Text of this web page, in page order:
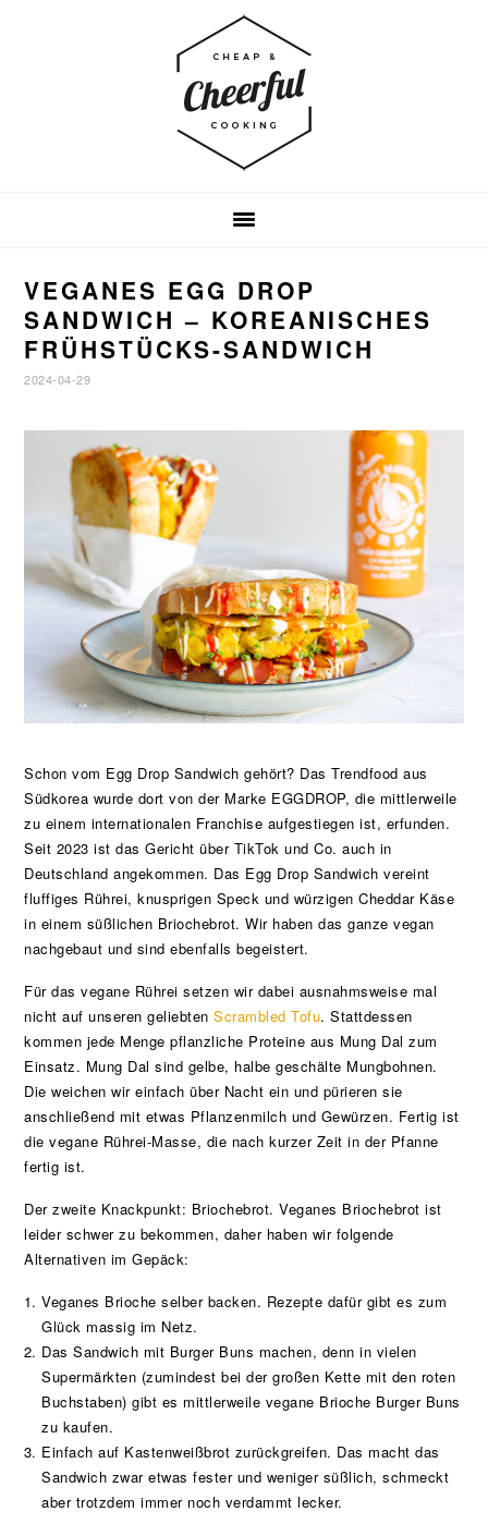
VEGANES EGG DROP
SANDWICH – KOREANISCHES
FRÜHSTÜCKS-SANDWICH
2024-04-29
Schon vom Egg Drop Sandwich gehört? Das Trendfood aus
Südkorea wurde dort von der Marke EGGDROP, die mittlerweile
zu einem internationalen Franchise aufgestiegen ist, erfunden.
Seit 2023 ist das Gericht über TikTok und Co. auch in
Deutschland angekommen. Das Egg Drop Sandwich vereint
fluffiges Rührei, knusprigen Speck und würzigen Cheddar Käse
in einem süßlichen Briochebrot. Wir haben das ganze vegan
nachgebaut und sind ebenfalls begeistert.
Für das vegane Rührei setzen wir dabei ausnahmsweise mal
nicht auf unseren geliebtenScrambled Tofu. Stattdessen
kommen jede Menge pflanzliche Proteine aus Mung Dal zum
Einsatz. Mung Dal sind gelbe, halbe geschälte Mungbohnen.
Die weichen wir einfach über Nacht ein und pürieren sie
anschließend mit etwas Pflanzenmilch und Gewürzen. Fertig ist
die vegane Rührei-Masse, die nach kurzer Zeit in der Pfanne
fertig ist.
Der zweite Knackpunkt: Briochebrot. Veganes Briochebrot ist
leider schwer zu bekommen, daher haben wir folgende
Alternativen im Gepäck:
Veganes Brioche selber backen. Rezepte dafür gibt es zum
Glück massig im Netz.
Das Sandwich mit Burger Buns machen, denn in vielen
Supermärkten (zumindest bei der großen Kette mit den roten
Buchstaben) gibt es mittlerweile vegane Brioche Burger Buns
zu kaufen.
Einfach auf Kastenweißbrot zurückgreifen. Das macht das
Sandwich zwar etwas fester und weniger süßlich, schmeckt
aber trotzdem immer noch verdammt lecker.